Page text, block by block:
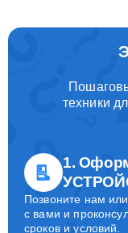
техники
1.
Позвоните нам
с вами и
сроков и условий.